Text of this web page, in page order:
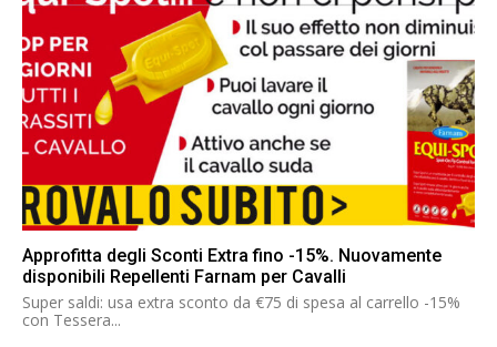
Approfitta degli Sconti Extra fino -15%. Nuovamente
disponibili Repellenti Farnam per Cavalli
Super saldi: usa extra sconto da €75 di spesa al carrello -15%
con Tessera...